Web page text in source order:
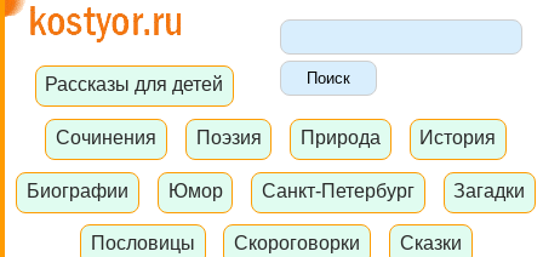
Рассказы для детей
Сочинения Поэзия Природа История
Биографии Юмор Санкт-Петербург Загадки
Пословицы Скороговорки Сказки